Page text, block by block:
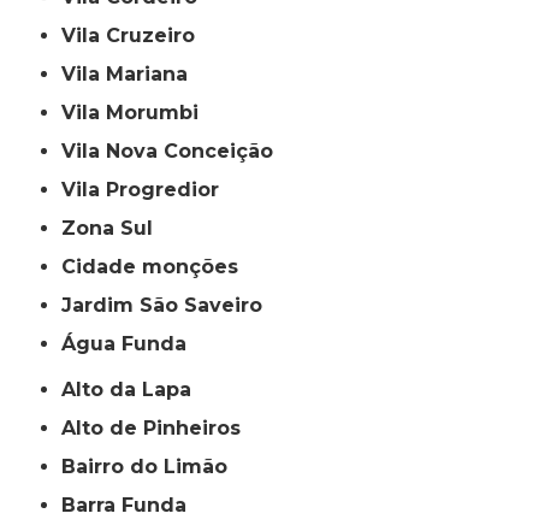
Vila Cruzeiro
Vila Mariana
Vila Morumbi
Vila Nova Conceição
Vila Progredior
Zona Sul
cidade monções
jardim São Saveiro
Água Funda
Alto da Lapa
Alto de Pinheiros
Bairro do Limão
Barra Funda